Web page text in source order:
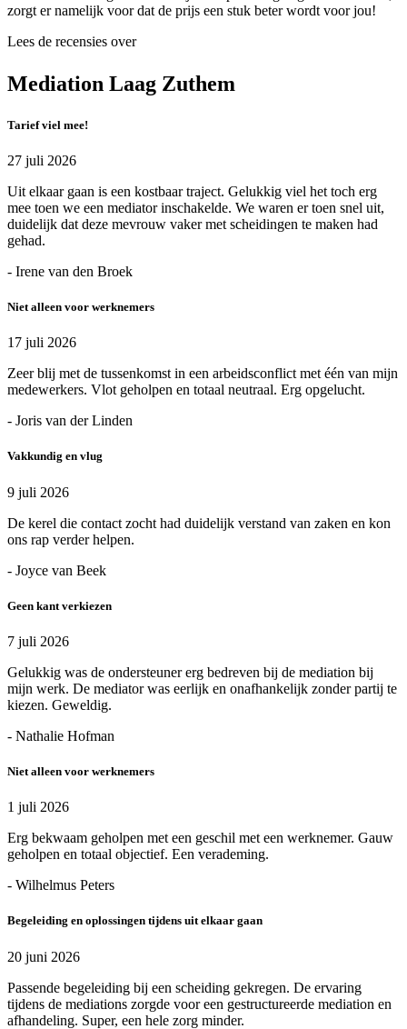
zorgt er namelijk voor dat de prijs een stuk beter wordt voor jou!
Lees de recensies over
Mediation Laag Zuthem
Tarief viel mee!
27 juli 2026
Uit elkaar gaan is een kostbaar traject. Gelukkig viel het toch erg
mee toen we een mediator inschakelde. We waren er toen snel uit,
duidelijk dat deze mevrouw vaker met scheidingen te maken had
gehad.
- Irene van den Broek
Niet alleen voor werknemers
17 juli 2026
Zeer blij met de tussenkomst in een arbeidsconflict met één van mijn
medewerkers. Vlot geholpen en totaal neutraal. Erg opgelucht.
- Joris van der Linden
Vakkundig en vlug
9 juli 2026
De kerel die contact zocht had duidelijk verstand van zaken en kon
ons rap verder helpen.
- Joyce van Beek
Geen kant verkiezen
7 juli 2026
Gelukkig was de ondersteuner erg bedreven bij de mediation bij
mijn werk. De mediator was eerlijk en onafhankelijk zonder partij te
kiezen. Geweldig.
- Nathalie Hofman
Niet alleen voor werknemers
1 juli 2026
Erg bekwaam geholpen met een geschil met een werknemer. Gauw
geholpen en totaal objectief. Een verademing.
- Wilhelmus Peters
Begeleiding en oplossingen tijdens uit elkaar gaan
20 juni 2026
Passende begeleiding bij een scheiding gekregen. De ervaring
tijdens de mediations zorgde voor een gestructureerde mediation en
afhandeling. Super, een hele zorg minder.